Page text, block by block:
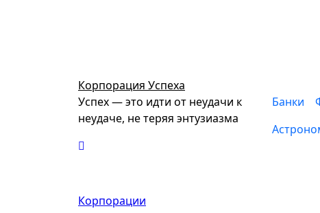
Корпорация Успеха
Успех — это идти от неудачи к
неудаче, не теряя энтузиазма
Банки
Корпорации